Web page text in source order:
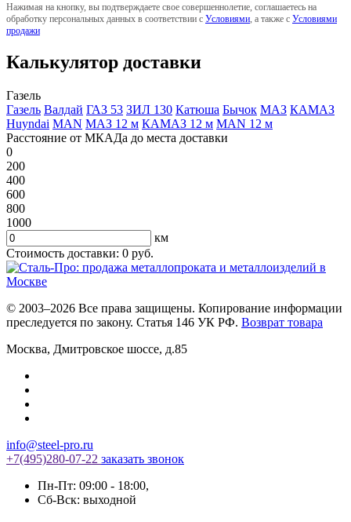
Нажимая на кнопку, вы подтверждаете свое совершеннолетие, соглашаетесь на
обработку персональных данных в соответствии с Условиями , а также с Условиями
продажи
Калькулятор доставки
Газель
Газель Валдай ГАЗ 53 ЗИЛ 130 Катюша Бычок МАЗ КАМАЗ
Huyndai MAN МАЗ 12 м КАМАЗ 12 м MAN 12 м
Расстояние от МКАДа до места доставки
0
200
400
600
800
1000
км
Стоимость доставки: 0 руб.
© 2003–2026 Все права защищены. Копирование информации
преследуется по закону. Статья 146 УК РФ. Возврат товара
Москва, Дмитровское шоссе, д.85
info@steel-pro.ru
+7(495)280-07-22 заказать звонок
Пн-Пт: 09:00 - 18:00,
Cб-Вск: выходной